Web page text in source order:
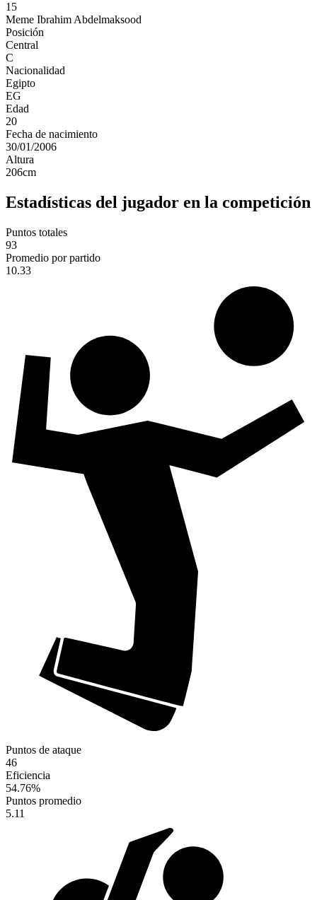
15
Meme Ibrahim Abdelmaksood
Posición
Central
C
Nacionalidad
Egipto
EG
Edad
20
Fecha de nacimiento
30/01/2006
Altura
206cm
Estadísticas del jugador en la competición
Puntos totales
93
Promedio por partido
10.33
Puntos de ataque
46
Eficiencia
54.76%
Puntos promedio
5.11